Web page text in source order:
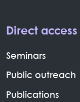
Direct access
Seminars
Public outreach
Publications